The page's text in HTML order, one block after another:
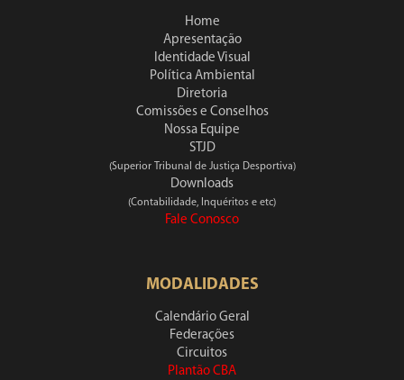
Home
Apresentação
Identidade Visual
Política Ambiental
Diretoria
Comissões e Conselhos
Nossa Equipe
STJD
(Superior Tribunal de Justiça Desportiva)
Downloads
(Contabilidade, Inquéritos e etc)
Fale Conosco
MODALIDADES
Calendário Geral
Federações
Circuitos
Plantão CBA